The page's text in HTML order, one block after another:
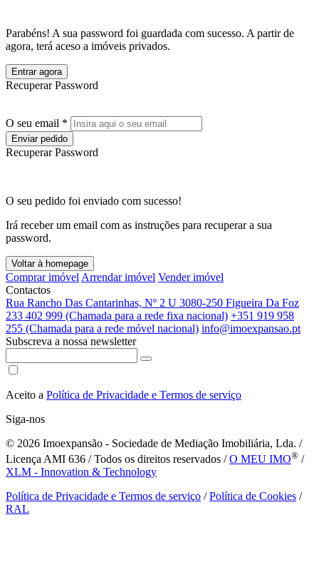
Parabéns! A sua password foi guardada com sucesso. A partir de
agora, terá aceso a imóveis privados.
Entrar agora
Recuperar Password
O seu email *
Enviar pedido
Recuperar Password
O seu pedido foi enviado com sucesso!
Irá receber um email com as instruções para recuperar a sua
password.
Voltar à homepage
Comprar imóvel Arrendar imóvel Vender imóvel
Contactos
Rua Rancho Das Cantarinhas, Nº 2 U 3080-250 Figueira Da Foz
233 402 999 (Chamada para a rede fixa nacional) +351 919 958
255 (Chamada para a rede móvel nacional) info@imoexpansao.pt
Subscreva a nossa newsletter
Aceito a Política de Privacidade e Termos de serviço
Siga-nos
© 2026 Imoexpansão - Sociedade de Mediação Imobiliária, Lda. /
Licença AMI 636 / Todos os direitos reservados /O MEU IMO® /
XLM - Innovation & Technology
Política de Privacidade e Termos de serviço /Política de Cookies /
RAL